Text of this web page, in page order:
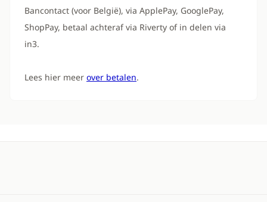
Bancontact (voor België), via ApplePay, GooglePay,
ShopPay, betaal achteraf via Riverty of in delen via
in3.
Lees hier meer over betalen.